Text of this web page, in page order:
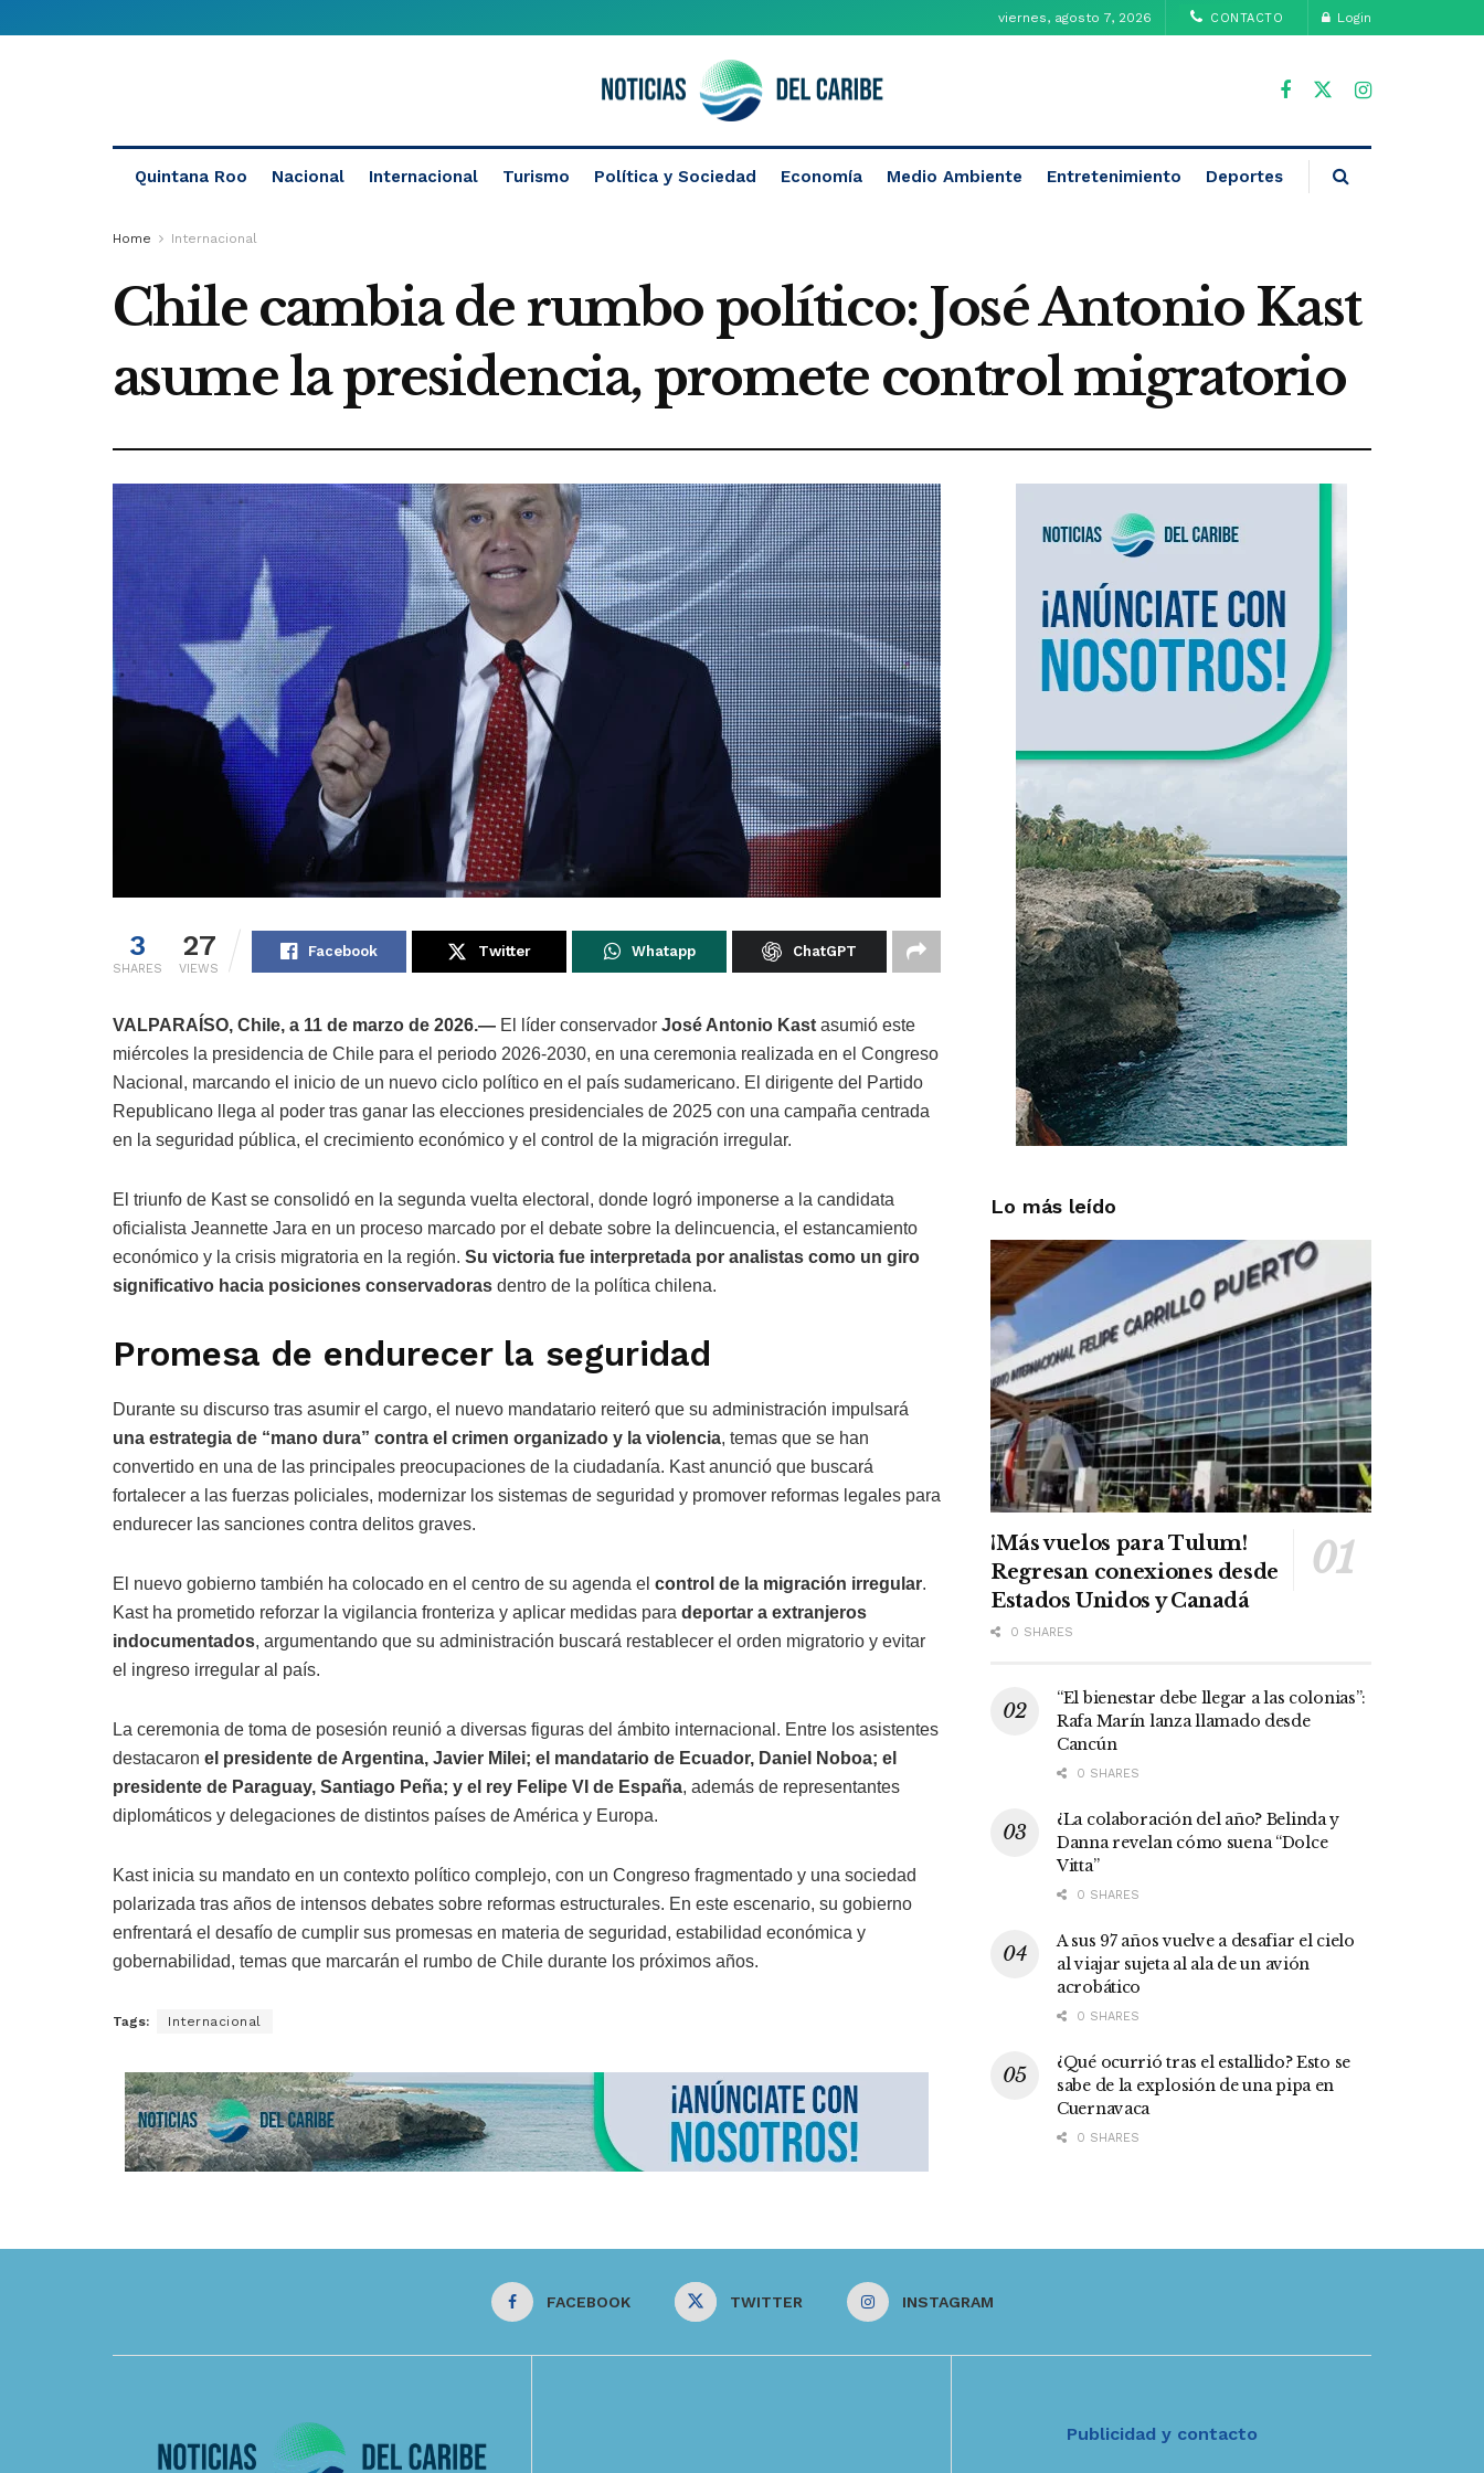
viernes, agosto 7, 2026 CONTACTO Login
Quintana Roo Nacional Internacional Turismo Política y Sociedad Economía Medio Ambiente Entretenimiento Deportes
Home Internacional
Chile cambia de rumbo político: José Antonio Kast
asume la presidencia, promete control migratorio
3
SHARES
27
VIEWS
Facebook Twitter Whatapp ChatGPT
VALPARAÍSO, Chile, a 11 de marzo de 2026.— El líder conservador José Antonio Kast asumió este
miércoles la presidencia de Chile para el periodo 2026-2030, en una ceremonia realizada en el Congreso
Nacional, marcando el inicio de un nuevo ciclo político en el país sudamericano. El dirigente del Partido
Republicano llega al poder tras ganar las elecciones presidenciales de 2025 con una campaña centrada
en la seguridad pública, el crecimiento económico y el control de la migración irregular.
El triunfo de Kast se consolidó en la segunda vuelta electoral, donde logró imponerse a la candidata
oficialista Jeannette Jara en un proceso marcado por el debate sobre la delincuencia, el estancamiento
económico y la crisis migratoria en la región. Su victoria fue interpretada por analistas como un giro
significativo hacia posiciones conservadoras dentro de la política chilena.
Promesa de endurecer la seguridad
Durante su discurso tras asumir el cargo, el nuevo mandatario reiteró que su administración impulsará
una estrategia de “mano dura” contra el crimen organizado y la violencia, temas que se han
convertido en una de las principales preocupaciones de la ciudadanía. Kast anunció que buscará
fortalecer a las fuerzas policiales, modernizar los sistemas de seguridad y promover reformas legales para
endurecer las sanciones contra delitos graves.
El nuevo gobierno también ha colocado en el centro de su agenda el control de la migración irregular.
Kast ha prometido reforzar la vigilancia fronteriza y aplicar medidas para deportar a extranjeros
indocumentados, argumentando que su administración buscará restablecer el orden migratorio y evitar
el ingreso irregular al país.
La ceremonia de toma de posesión reunió a diversas figuras del ámbito internacional. Entre los asistentes
destacaron el presidente de Argentina, Javier Milei; el mandatario de Ecuador, Daniel Noboa; el
presidente de Paraguay, Santiago Peña; y el rey Felipe VI de España, además de representantes
diplomáticos y delegaciones de distintos países de América y Europa.
Kast inicia su mandato en un contexto político complejo, con un Congreso fragmentado y una sociedad
polarizada tras años de intensos debates sobre reformas estructurales. En este escenario, su gobierno
enfrentará el desafío de cumplir sus promesas en materia de seguridad, estabilidad económica y
gobernabilidad, temas que marcarán el rumbo de Chile durante los próximos años.
Tags: Internacional
Lo más leído
¡Más vuelos para Tulum!
Regresan conexiones desde
Estados Unidos y Canadá
0 SHARES
“El bienestar debe llegar a las colonias”:
Rafa Marín lanza llamado desde
Cancún
0 SHARES
¿La colaboración del año? Belinda y
Danna revelan cómo suena “Dolce
Vitta”
0 SHARES
A sus 97 años vuelve a desafiar el cielo
al viajar sujeta al ala de un avión
acrobático
0 SHARES
¿Qué ocurrió tras el estallido? Esto se
sabe de la explosión de una pipa en
Cuernavaca
0 SHARES
FACEBOOK TWITTER INSTAGRAM
Publicidad y contacto